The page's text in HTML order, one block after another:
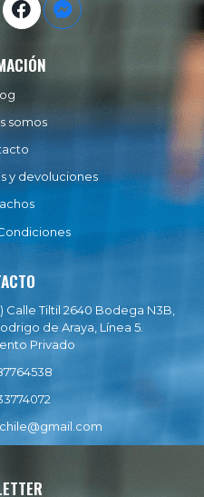
somos
y devoluciones
Tiltil 2640 Bodega N3B,
de Araya, Línea 5.
Privado